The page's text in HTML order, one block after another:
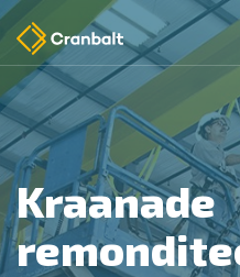
Kraanade